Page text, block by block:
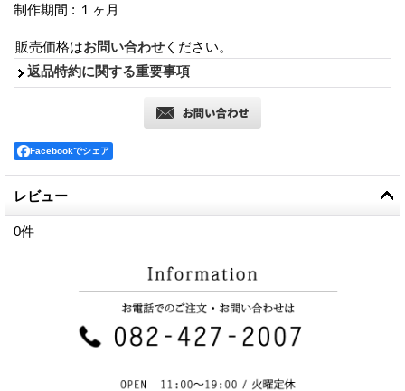
制作期間 : １ヶ月
販売価格はお問い合わせ ください。
返品特約に関する重要事項
Facebookでシェア
レビュー
0件